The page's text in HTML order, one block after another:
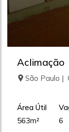
Aclimação
São Paulo |
Área Útil
563m²
6